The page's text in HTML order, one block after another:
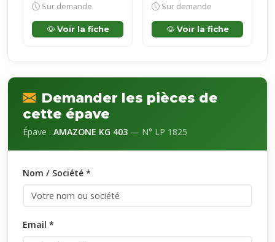
Sur demande
Voir la fiche
Sur demande
Voir la fiche
Demander les pièces de
cette épave
Épave : AMAZONE KG 403 — N° LP 1825
Nom / Société *
Email *